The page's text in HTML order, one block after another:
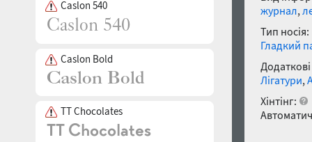
Caslon 540
Caslon Bold
TT Chocolates
журнал,
Тип носія:
Гладкий
Лігатури,
Хінтінг: